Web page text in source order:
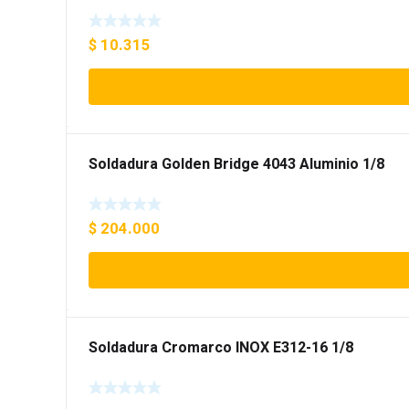
$ 10.315
Soldadura Golden Bridge 4043 Aluminio 1/8
$ 204.000
Soldadura Cromarco INOX E312-16 1/8